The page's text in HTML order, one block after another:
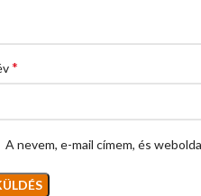
*
A nevem, e-mail címem, és